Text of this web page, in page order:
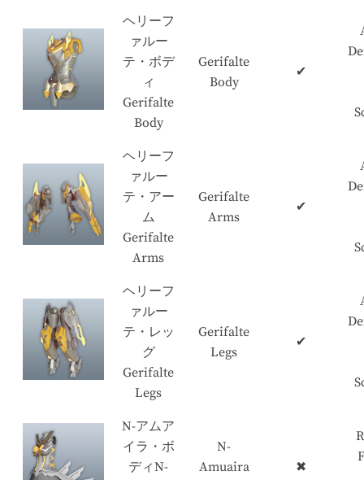
ヘリーフ
ァルー
テ・ボデ
ィ
Gerifalte
Body
Gerifalte
Body
✔
ヘリーフ
ァルー
テ・アー
ム
Gerifalte
Arms
Gerifalte
Arms
✔
ヘリーフ
ァルー
テ・レッ
グ
Gerifalte
Legs
Gerifalte
Legs
✔
N-アムア
イラ・ボ
ディN-
N-
Amuaira
✖